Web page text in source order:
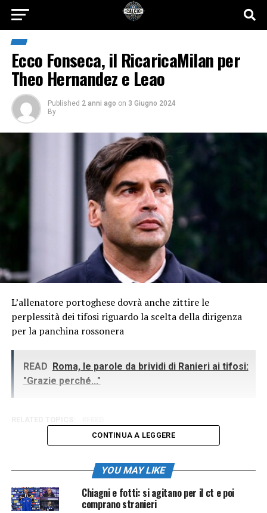
Ecco Fonseca, il RicaricaMilan per
Theo Hernandez e Leao
Published 2 anni ago on 3 Giugno 2024
By
L’allenatore portoghese dovrà anche zittire le
perplessità dei tifosi riguardo la scelta della dirigenza
per la panchina rossonera
READ Roma, le parole da brividi di Ranieri ai tifosi:
"Grazie perché..."
CONTINUA A LEGGERE
YOU MAY LIKE
Chiagni e fotti: si agitano per il ct e poi
comprano stranieri